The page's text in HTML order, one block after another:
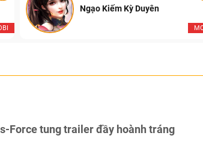
Ngạo Kiếm Kỳ Duyên
Force tung trailer đầy hoành tráng